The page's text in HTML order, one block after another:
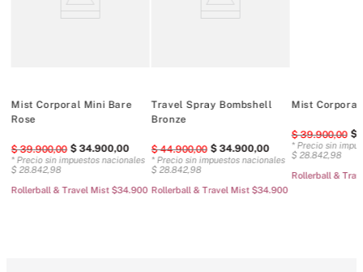
ml/2. 5 fl oz
Mist Corporal Mini Bare
Rose
$ 39.900,00 $ 34.900,00
* Precio sin impuestos nacionales
$ 28.842,98
Rollerball & Travel Mist $34.900
Travel Spray Bombshell
Bronze
$ 44.900,00 $ 34.900,00
* Precio sin impuestos nacionales
$ 28.842,98
Rollerball & Travel Mist $34.900
Mist Corporal
$ 39.900,00 $
* Precio sin
$ 28.842,98
Rollerball &